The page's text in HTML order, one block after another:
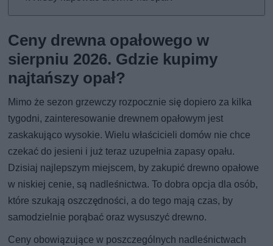
Ceny drewna opałowego w
sierpniu 2026. Gdzie kupimy
najtańszy opał?
Mimo że sezon grzewczy rozpocznie się dopiero za kilka
tygodni, zainteresowanie drewnem opałowym jest
zaskakująco wysokie. Wielu właścicieli domów nie chce
czekać do jesieni i już teraz uzupełnia zapasy opału.
Dzisiaj najlepszym miejscem, by zakupić drewno opałowe
w niskiej cenie, są nadleśnictwa. To dobra opcja dla osób,
które szukają oszczędności, a do tego mają czas, by
samodzielnie porąbać oraz wysuszyć drewno.
Ceny obowiązujące w poszczególnych nadleśnictwach